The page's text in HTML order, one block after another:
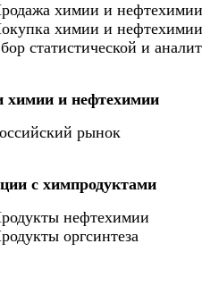
химии и
химии и
статистической и
химии и нефтехимии
рынок
c химпродуктами
нефтехимии
оргсинтеза